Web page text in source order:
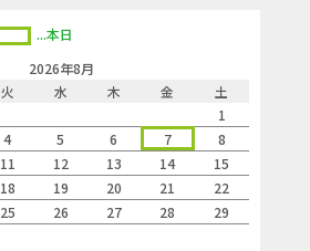
...本日
2026年8月
火 水 木 金
土
1
4 5 6 7
8
11 12 13 14
15
18 19 20 21
22
25 26 27 28
29